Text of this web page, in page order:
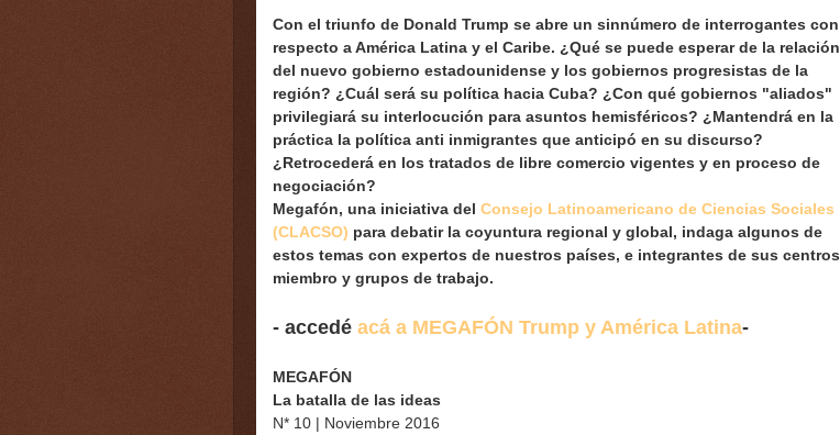
Con el triunfo de Donald Trump se abre un sinnúmero de interrogantes con
respecto a América Latina y el Caribe. ¿Qué se puede esperar de la relación
del nuevo gobierno estadounidense y los gobiernos progresistas de la
región? ¿Cuál será su política hacia Cuba? ¿Con qué gobiernos "aliados"
privilegiará su interlocución para asuntos hemisféricos? ¿Mantendrá en la
práctica la política anti inmigrantes que anticipó en su discurso?
¿Retrocederá en los tratados de libre comercio vigentes y en proceso de
negociación?
Megafón, una iniciativa del Consejo Latinoamericano de Ciencias Sociales
(CLACSO) para debatir la coyuntura regional y global, indaga algunos de
estos temas con expertos de nuestros países, e integrantes de sus centros
miembro y grupos de trabajo.
- accedé acá a MEGAFÓN Trump y América Latina-
MEGAFÓN
La batalla de las ideas
N* 10 | Noviembre 2016